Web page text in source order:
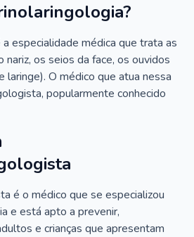
especialidade médica que trata as
nariz, os seios da face, os ouvidos
laringe). O médico que atua nessa
popularmente conhecido
é o médico que se especializou
e está apto a prevenir,
e crianças que apresentam